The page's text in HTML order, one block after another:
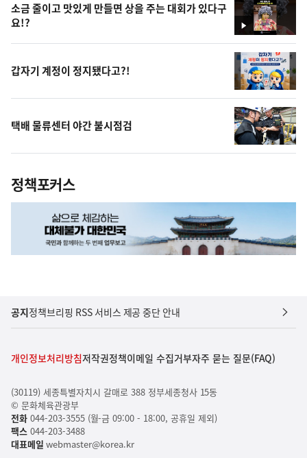
영
상
소금 줄이고 맛있게 만들면 상을 주는 대회가 있다구
요!?
갑자기 계정이 정지됐다고?!
택배 물류센터 야간 불시점검
정책포커스
공지정책브리핑 RSS 서비스 제공 중단 안내
개인정보처리방침저작권정책이메일 수집거부자주 묻는 질문(FAQ)
(30119) 세종특별자치시 갈매로 388 정부세종청사 15동
© 문화체육관광부
전화044-203-3555 (월-금 09:00 - 18:00, 공휴일 제외)
팩스044-203-3488
대표메일 webmaster@korea.kr